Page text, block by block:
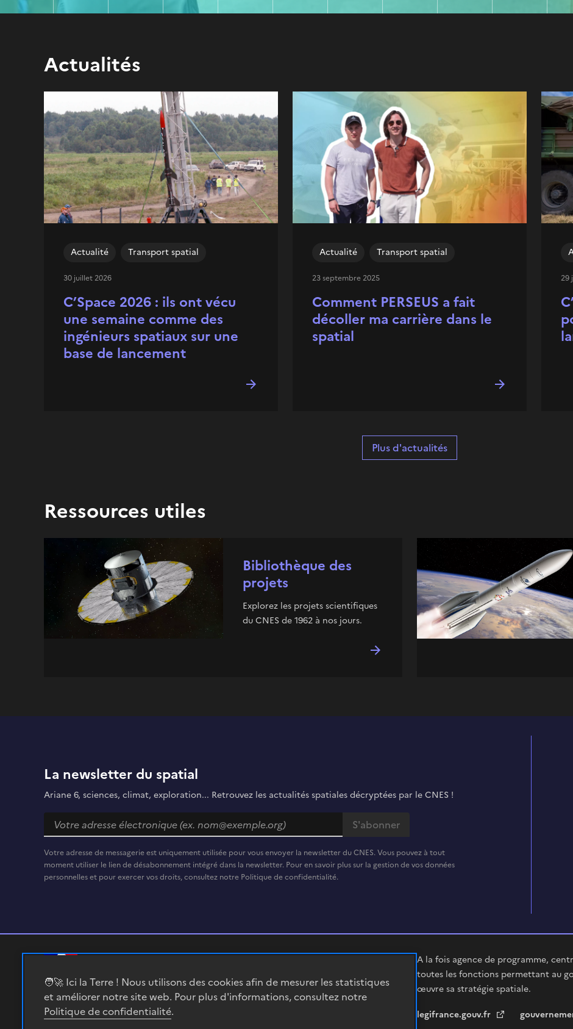
🧑‍🚀 Ici la Terre ! Nous utilisons des cookies afin de mesurer les statistiques
et améliorer notre site web. Pour plus d'informations, consultez notre
Politique de confidentialité.
Actualités
C’Space 2026 : ils ont vécu
une semaine comme des
ingénieurs spatiaux sur une
base de lancement
Actualité Transport spatial
30 juillet 2026
Comment PERSEUS a fait
décoller ma carrière dans le
spatial
Actualité Transport spatial
23 septembre 2025 29
Plus d'actualités
Ressources utiles
Bibliothèque des
projets
Explorez les projets scientifiques
du CNES de 1962 à nos jours.
La newsletter du spatial
Ariane 6, sciences, climat, exploration... Retrouvez les actualités spatiales décryptées par le CNES !
Votre adresse de messagerie est uniquement utilisée pour vous envoyer la newsletter du CNES. Vous pouvez à tout
moment utiliser le lien de désabonnement intégré dans la newsletter. Pour en savoir plus sur la gestion de vos données
personnelles et pour exercer vos droits, consultez notre Politique de confidentialité.
RÉPUBLIQUE
FRANÇAISE
A la fois agence de programme,
toutes les fonctions permettant au
œuvre sa stratégie spatiale.
legifrance.gouv.fr